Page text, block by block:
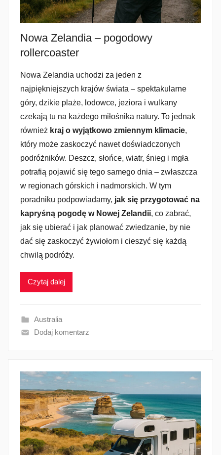
Nowa Zelandia – pogodowy
rollercoaster
Nowa Zelandia uchodzi za jeden z
najpiękniejszych krajów świata – spektakularne
góry, dzikie plaże, lodowce, jeziora i wulkany
czekają tu na każdego miłośnika natury. To jednak
również kraj o wyjątkowo zmiennym klimacie,
który może zaskoczyć nawet doświadczonych
podróżników. Deszcz, słońce, wiatr, śnieg i mgła
potrafią pojawić się tego samego dnia – zwłaszcza
w regionach górskich i nadmorskich. W tym
poradniku podpowiadamy, jak się przygotować na
kapryśną pogodę w Nowej Zelandii, co zabrać,
jak się ubierać i jak planować zwiedzanie, by nie
dać się zaskoczyć żywiołom i cieszyć się każdą
chwilą podróży.
Czytaj dalej
Australia
Dodaj komentarz